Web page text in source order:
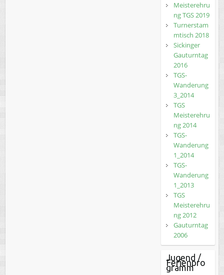
Meisterehru
ng TGS 2019
Turnerstam
mtisch 2018
Sickinger
Gauturntag
2016
TGS-
Wanderung
3_2014
TGS
Meisterehru
ng 2014
TGS-
Wanderung
1_2014
TGS-
Wanderung
1_2013
TGS
Meisterehru
ng 2012
Gauturntag
2006
Jugend /
Ferienpro
gramm